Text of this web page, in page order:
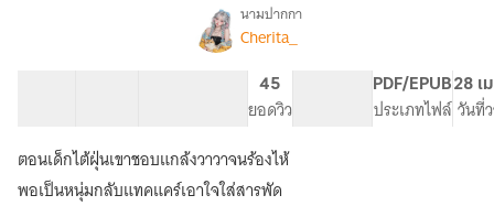
เรื่อง
รัก
ร้าย
นาย
เพื่อน
สนิท
นามปากกา
Cherita_
45
ยอดวิว
PDF/EPUB
ประเภทไฟล์
28 เ
วันที่
ตอนเด็กไต้ฝุ่นเขาชอบแกล้งวาวาจนร้องไห้
พอเป็นหนุ่มกลับแทคแคร์เอาใจใส่สารพัด